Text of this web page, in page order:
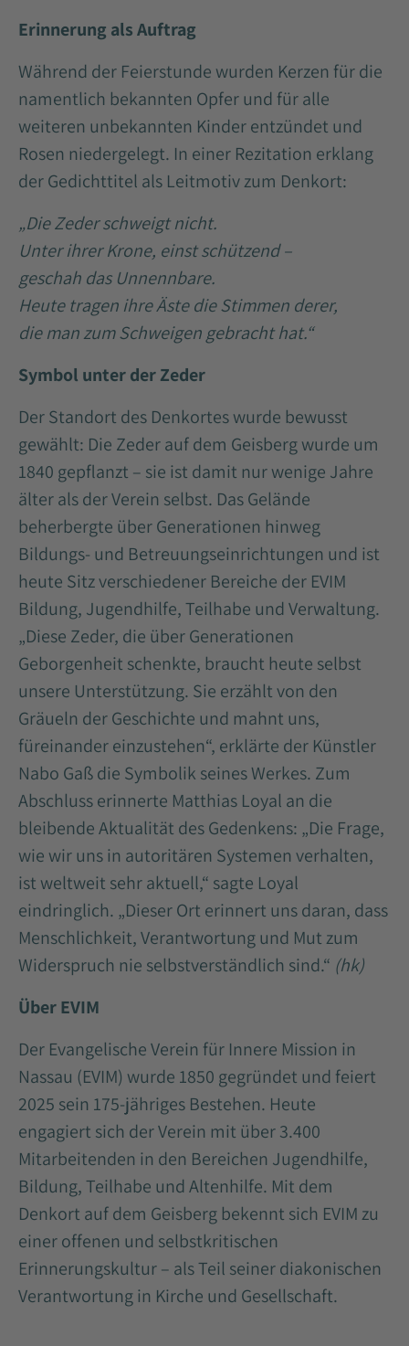
Erinnerung als Auftrag
Während der Feierstunde wurden Kerzen für die
namentlich bekannten Opfer und für alle
weiteren unbekannten Kinder entzündet und
Rosen niedergelegt. In einer Rezitation erklang
der Gedichttitel als Leitmotiv zum Denkort:
„Die Zeder schweigt nicht.
Unter ihrer Krone, einst schützend –
geschah das Unnennbare.
Heute tragen ihre Äste die Stimmen derer,
die man zum Schweigen gebracht hat.“
Symbol unter der Zeder
Der Standort des Denkortes wurde bewusst
gewählt: Die Zeder auf dem Geisberg wurde um
1840 gepflanzt – sie ist damit nur wenige Jahre
älter als der Verein selbst. Das Gelände
beherbergte über Generationen hinweg
Bildungs- und Betreuungseinrichtungen und ist
heute Sitz verschiedener Bereiche der EVIM
Bildung, Jugendhilfe, Teilhabe und Verwaltung.
„Diese Zeder, die über Generationen
Geborgenheit schenkte, braucht heute selbst
unsere Unterstützung. Sie erzählt von den
Gräueln der Geschichte und mahnt uns,
füreinander einzustehen“, erklärte der Künstler
Nabo Gaß die Symbolik seines Werkes. Zum
Abschluss erinnerte Matthias Loyal an die
bleibende Aktualität des Gedenkens: „Die Frage,
wie wir uns in autoritären Systemen verhalten,
ist weltweit sehr aktuell,“ sagte Loyal
eindringlich. „Dieser Ort erinnert uns daran, dass
Menschlichkeit, Verantwortung und Mut zum
Widerspruch nie selbstverständlich sind.“ (hk)
Über EVIM
Der Evangelische Verein für Innere Mission in
Nassau (EVIM) wurde 1850 gegründet und feiert
2025 sein 175-jähriges Bestehen. Heute
engagiert sich der Verein mit über 3.400
Mitarbeitenden in den Bereichen Jugendhilfe,
Bildung, Teilhabe und Altenhilfe. Mit dem
Denkort auf dem Geisberg bekennt sich EVIM zu
einer offenen und selbstkritischen
Erinnerungskultur – als Teil seiner diakonischen
Verantwortung in Kirche und Gesellschaft.